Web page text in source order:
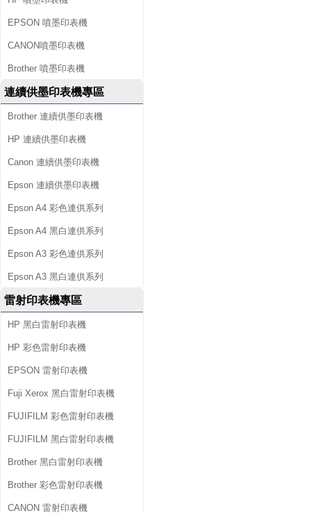
EPSON 噴墨印表機
CANON噴墨印表機
Brother 噴墨印表機
連續供墨印表機專區
Brother 連續供墨印表機
HP 連續供墨印表機
Canon 連續供墨印表機
Epson 連續供墨印表機
Epson A4 彩色連供系列
Epson A4 黑白連供系列
Epson A3 彩色連供系列
Epson A3 黑白連供系列
雷射印表機專區
HP 黑白雷射印表機
HP 彩色雷射印表機
EPSON 雷射印表機
Fuji Xerox 黑白雷射印表機
FUJIFILM 彩色雷射印表機
FUJIFILM 黑白雷射印表機
Brother 黑白雷射印表機
Brother 彩色雷射印表機
CANON 雷射印表機